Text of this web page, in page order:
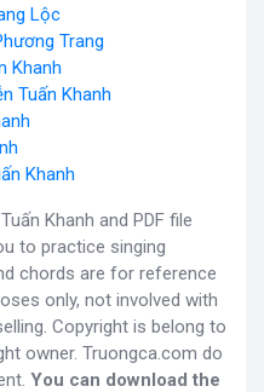
Lộc
Trang
Khanh
Tuấn Khanh
Khanh
Khanh and PDF file
to practice singing
chords are for reference
only, not involved with
Copyright is belong to
owner. Truongca.com do
You can download the